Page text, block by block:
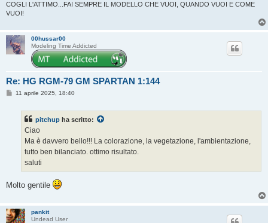
COGLI L'ATTIMO...FAI SEMPRE IL MODELLO CHE VUOI, QUANDO VUOI E COME
VUOI!
00hussar00
Modeling Time Addicted
Re: HG RGM-79 GM SPARTAN 1:144
M11 aprile 2025, 18:40
pitchup ha scritto:
Ciao
Ma è davvero bello!!! La colorazione, la vegetazione, l'ambientazione,
tutto ben bilanciato. ottimo risultato.
saluti
Molto gentile
pankit
Undead User